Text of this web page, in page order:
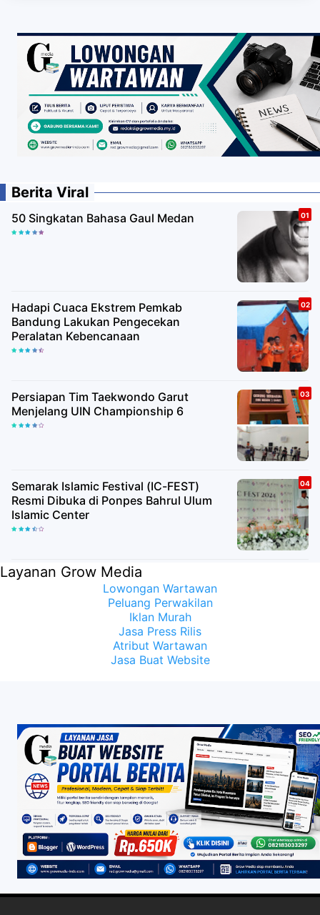
Berita Viral
50 Singkatan Bahasa Gaul Medan
Hadapi Cuaca Ekstrem Pemkab
Bandung Lakukan Pengecekan
Peralatan Kebencanaan
Persiapan Tim Taekwondo Garut
Menjelang UIN Championship 6
Semarak Islamic Festival (IC-FEST)
Resmi Dibuka di Ponpes Bahrul Ulum
Islamic Center
Layanan Grow Media
Lowongan Wartawan
Peluang Perwakilan
Iklan Murah
Jasa Press Rilis
Atribut Wartawan
Jasa Buat Website